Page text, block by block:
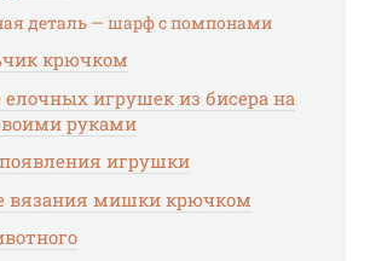
деталь — шарф с помпонами
крючком
елочных игрушек из бисера на
руками
игрушки
вязания мишки крючком